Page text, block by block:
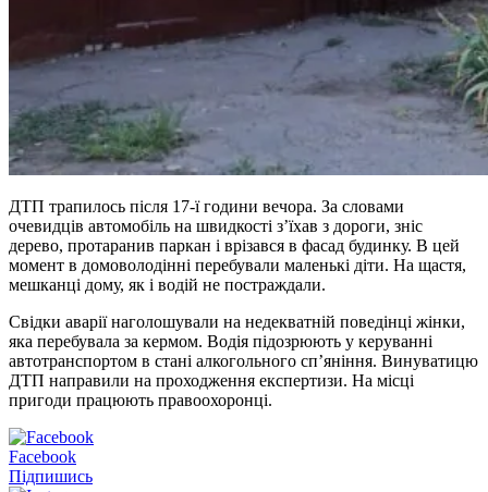
ДТП трапилось після 17-ї години вечора. За словами
очевидців автомобіль на швидкості з’їхав з дороги, зніс
дерево, протаранив паркан і врізався в фасад будинку. В цей
момент в домоволодінні перебували маленькі діти. На щастя,
мешканці дому, як і водій не постраждали.
Свідки аварії наголошували на недекватній поведінці жінки,
яка перебувала за кермом. Водія підозрюють у керуванні
автотранспортом в стані алкогольного сп’яніння. Винуватицю
ДТП направили на проходження експертизи. На місці
пригоди працюють правоохоронці.
Facebook
Підпишись